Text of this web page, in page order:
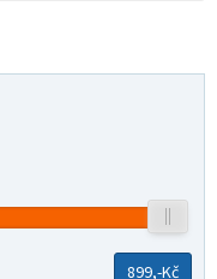
899,-Kč